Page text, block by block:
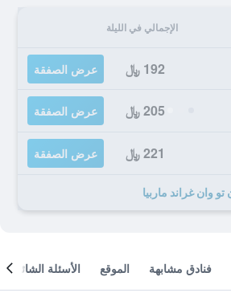
الإجمالي في الليلة
192 ﷼ عرض الصفقة
205 ﷼ عرض الصفقة
221 ﷼ عرض الصفقة
فنادق مشابهة الموقع الأسئلة الشائعة